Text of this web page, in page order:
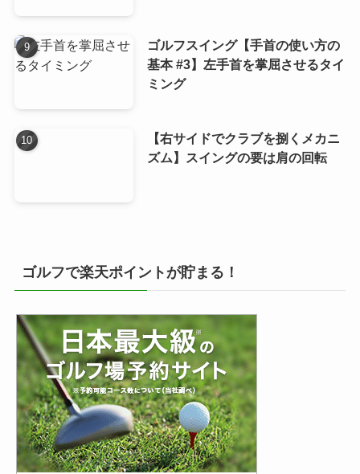
ゴルフスイング【手首の使い方の
基本 #3】左手首を掌屈させるタイ
ミング
【右サイドでクラブを捌くメカニ
ズム】スイングの要は肩の回転
ゴルフで楽天ポイントが貯まる！